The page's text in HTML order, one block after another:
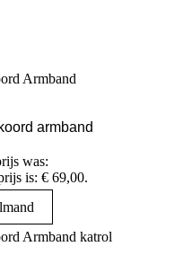
armband
was:
is: € 69,00.